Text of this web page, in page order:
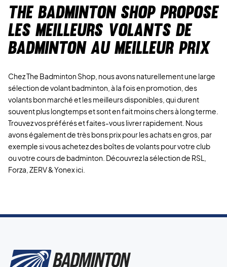
THE BADMINTON SHOP PROPOSE
LES MEILLEURS VOLANTS DE
BADMINTON AU MEILLEUR PRIX
Chez The Badminton Shop, nous avons naturellement une large
sélection de volant badminton, à la fois en promotion, des
volants bon marché et les meilleurs disponibles, qui durent
souvent plus longtemps et sont en fait moins chers à long terme.
Trouvez vos préférés et faites-vous livrer rapidement. Nous
avons également de très bons prix pour les achats en gros, par
exemple si vous achetez des boîtes de volants pour votre club
ou votre cours de badminton. Découvrez la sélection de RSL,
Forza, ZERV & Yonex ici.